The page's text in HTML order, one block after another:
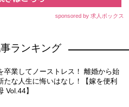
sponsored by 求人ボックス
ランキング
卒業してノーストレス！ 離婚から始
たな人生に悔いはなし！【嫁を便利
Vol.44】